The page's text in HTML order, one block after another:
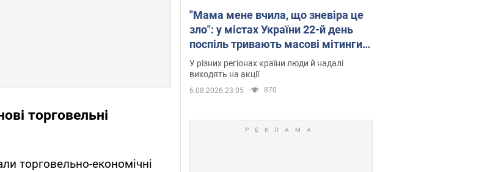
торговельні
торговельно-економічні
"Мама мене вчила, що зневіра це
зло": у містах України 22-й день
поспіль тривають масові мітинги
за повернення Федорова. Фото і
відео
У різних регіонах країни люди й надалі
виходять на акції
6.08.2026 23:05 870